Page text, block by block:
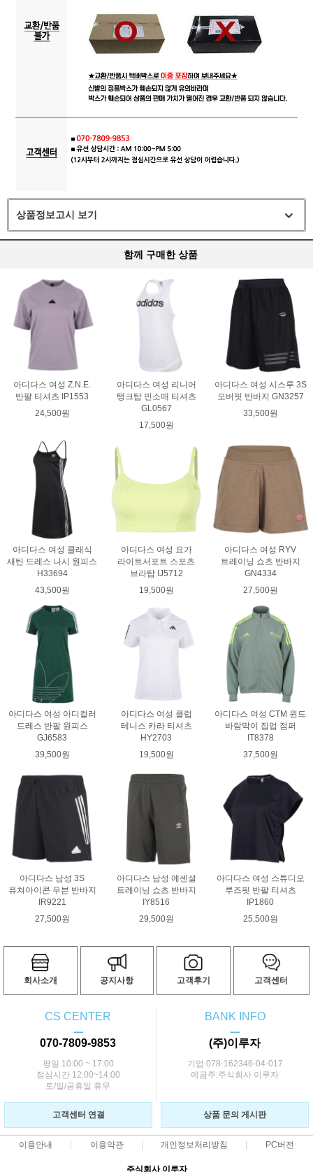
상품정보고시 보기
함께 구매한 상품
아디다스 여성 Z.N.E.
반팔 티셔츠 IP1553
24,500원
아디다스 여성 리니어
탱크탑 민소매 티셔츠
GL0567
17,500원
아디다스 여성 시스루 3S
오버핏 반바지 GN3257
33,500원
아디다스 여성 클래식
새틴 드레스 나시 원피스
H33694
43,500원
아디다스 여성 요가
라이트서포트 스포츠
브라탑 IJ5712
19,500원
아디다스 여성 RYV
트레이닝 쇼츠 반바지
GN4334
27,500원
아디다스 여성 아디컬러
드레스 반팔 원피스
GJ6583
39,500원
아디다스 여성 클럽
테니스 카라 티셔츠
HY2703
19,500원
아디다스 여성 CTM 윈드
바람막이 집업 점퍼
IT8378
37,500원
아디다스 남성 3S
퓨쳐아이콘 우븐 반바지
IR9221
27,500원
아디다스 남성 에센셜
트레이닝 쇼츠 반바지
IY8516
29,500원
아디다스 여성 스튜디오
루즈핏 반팔 티셔츠
IP1860
25,500원
회사소개 공지사항 고객후기 고객센터
CS CENTER
ㅡ
070-7809-9853
평일 10:00 ~ 17:00
점심시간 12:00~14:00
토/일/공휴일 휴무
BANK INFO
ㅡ
(주)이루자
기업 078-162346-04-017
예금주:주식회사 이루자
고객센터 연결 상품 문의 게시판
이용안내 이용약관 개인정보처리방침 PC버전
주식회사 이루자